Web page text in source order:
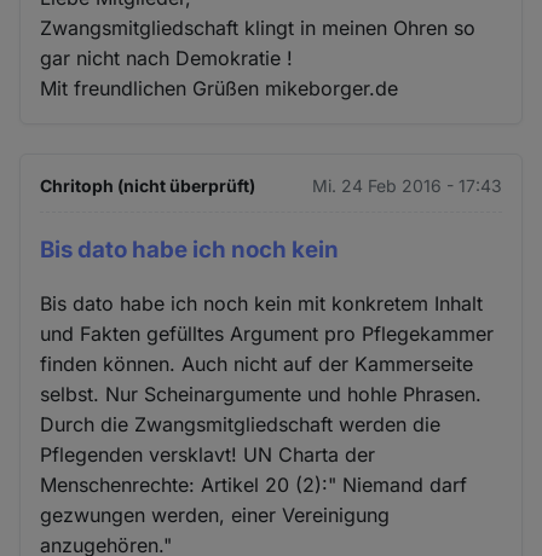
Zwangsmitgliedschaft klingt in meinen Ohren so
gar nicht nach Demokratie !
Mit freundlichen Grüßen mikeborger.de
Chritoph (nicht überprüft) Mi. 24 Feb 2016 - 17:43
Bis dato habe ich noch kein
Bis dato habe ich noch kein mit konkretem Inhalt
und Fakten gefülltes Argument pro Pflegekammer
finden können. Auch nicht auf der Kammerseite
selbst. Nur Scheinargumente und hohle Phrasen.
Durch die Zwangsmitgliedschaft werden die
Pflegenden versklavt! UN Charta der
Menschenrechte: Artikel 20 (2):" Niemand darf
gezwungen werden, einer Vereinigung
anzugehören."